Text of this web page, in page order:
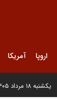
اروپا آمریکا
یکشنبه ۱۸ مرداد ۱۴۰۵